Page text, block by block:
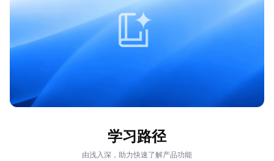
学习路径
由浅入深，助力快速了解产品功能